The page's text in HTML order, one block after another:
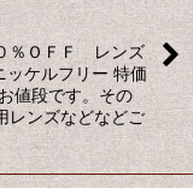
％ＯＦＦ レンズ
ッケルフリー 特価
値段です。その
レンズなどなどご